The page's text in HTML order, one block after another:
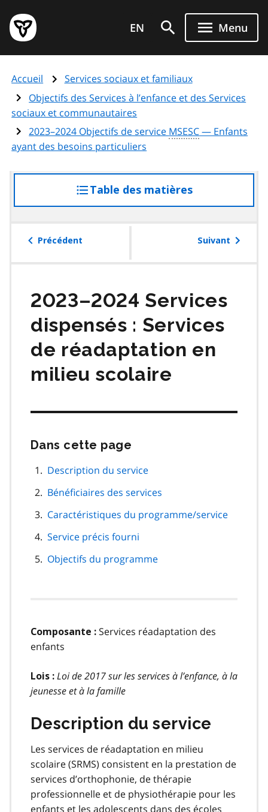
au
contenu
principal
Page
d'accueil
de
l'Ontario
EN Menu
Accueil
Services sociaux et familiaux
Objectifs des Services à l’enfance et des Services
sociaux et communautaires
2023–2024 Objectifs de service MSESC— Enfants
ayant des besoins particuliers
Table des matières
à
table
Précédent Suivant
2023–2024 Services
dispensés : Services
de réadaptation en
milieu scolaire
Dans cette page
navigation
page
Description du service
Bénéficiaires des services
Caractéristiques du programme/service
Service précis fourni
Objectifs du programme
Composante : Services réadaptation des
enfants
Lois : Loi de 2017 sur les services à l’enfance, à la
jeunesse et à la famille
Description du service
Les services de réadaptation en milieu
scolaire (SRMS) consistent en la prestation de
services d’orthophonie, de thérapie
professionnelle et de physiothérapie pour les
enfants et les adolescents dans des écoles